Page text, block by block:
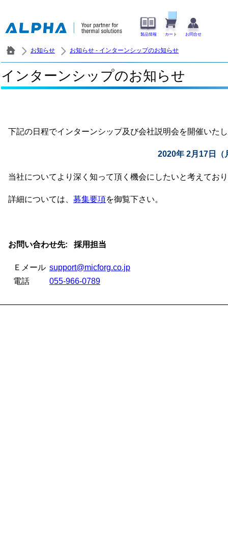
製品情報 カート お問合せ
お知らせ お知らせ - インターンシップのお知らせ
インターンシップのお知らせ
下記の日程でインターンシップ及び会社説明会を開催いた
2020年 2月17日（
当社についてより深く知って頂く機会にしたいと考えてお
詳細については、 募集要項を御覧下さい。
お問い合わせ先: 採用担当
Ｅメール support@micforg.co.jp
電話
055-966-0789